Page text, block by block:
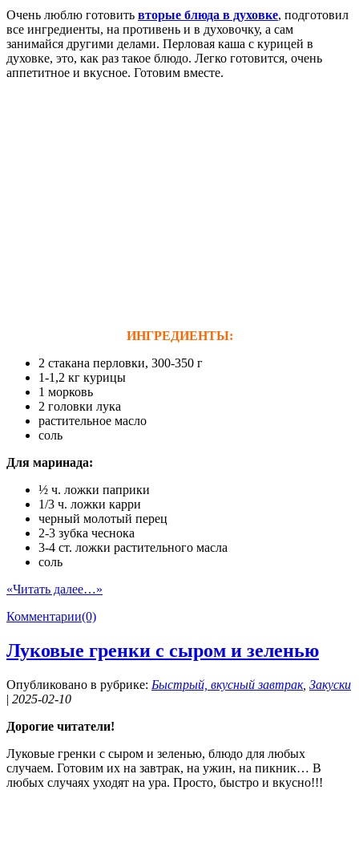
Очень люблю готовить вторые блюда в духовке, подготовил
все ингредиенты, на противень и в духовочку, а сам
занимайся другими делами. Перловая каша с курицей в
духовке, это, как раз такое блюдо. Легко готовится, очень
аппетитное и вкусное. Готовим вместе.
ИНГРЕДИЕНТЫ:
2 стакана перловки, 300-350 г
1-1,2 кг курицы
1 морковь
2 головки лука
растительное масло
соль
Для маринада:
½ ч. ложки паприки
1/3 ч. ложки карри
черный молотый перец
2-3 зубка чеснока
3-4 ст. ложки растительного масла
соль
«Читать далее…»
Комментарии(0)
Луковые гренки с сыром и зеленью
Опубликовано в рубрике: Быстрый, вкусный завтрак, Закуски
| 2025-02-10
Дорогие читатели!
Луковые гренки с сыром и зеленью, блюдо для любых
случаем. Готовим их на завтрак, на ужин, на пикник… В
любых случаях уходят на ура. Просто, быстро и вкусно!!!